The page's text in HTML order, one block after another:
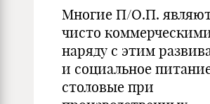
Многие П/О.П.
чисто
наряду с этим
и социальное
столовые при